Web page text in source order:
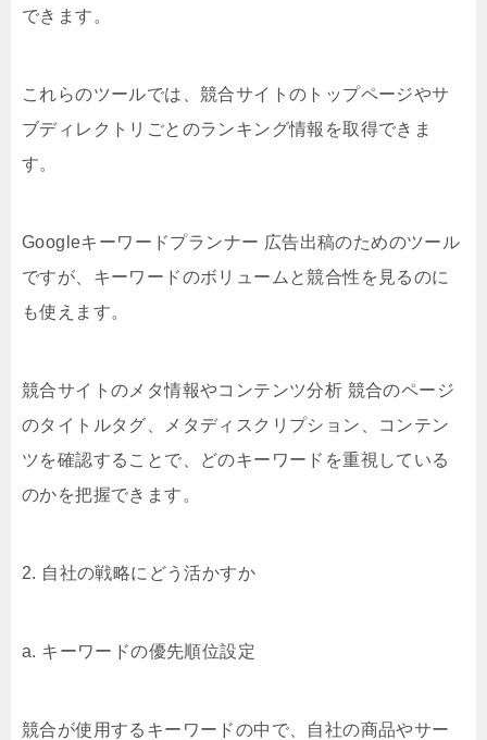
できます。
これらのツールでは、競合サイトのトップページやサ
ブディレクトリごとのランキング情報を取得できま
す。
Googleキーワードプランナー 広告出稿のためのツール
ですが、キーワードのボリュームと競合性を見るのに
も使えます。
競合サイトのメタ情報やコンテンツ分析 競合のページ
のタイトルタグ、メタディスクリプション、コンテン
ツを確認することで、どのキーワードを重視している
のかを把握できます。
2. 自社の戦略にどう活かすか
a. キーワードの優先順位設定
競合が使用するキーワードの中で、自社の商品やサー